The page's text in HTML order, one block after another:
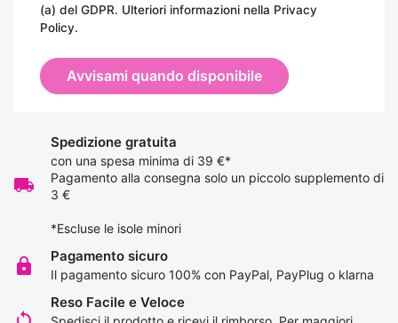
(a) del GDPR. Ulteriori informazioni nella Privacy
Policy.
Avvisami quando disponibile
local_shipping
Spedizione gratuita
con una spesa minima di 39 €*
Pagamento alla consegna solo un piccolo supplemento di
3 €
*Escluse le isole minori
lock Pagamento sicuro
Il pagamento sicuro 100% con PayPal, PayPlug o klarna
Reso Facile e Veloce